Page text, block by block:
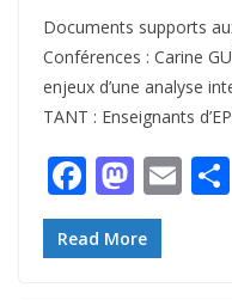
Documents supports
Conférences : Carine
enjeux d’une analyse
TANT : Enseignants
F
ac
e
M
as
to
E
Read More